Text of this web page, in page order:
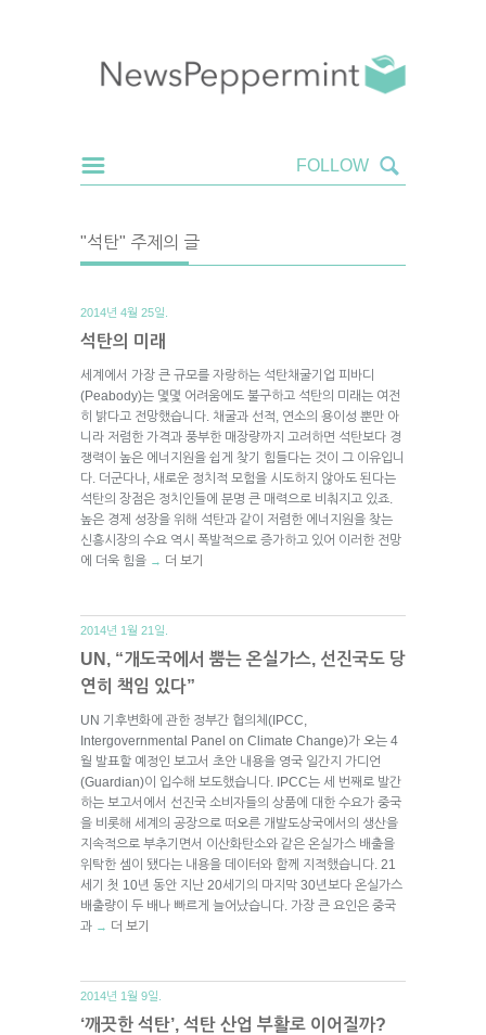
"석탄" 주제의 글
2014년 4월 25일.
석탄의 미래
세계에서 가장 큰 규모를 자랑하는 석탄채굴기업 피바디
(Peabody)는 몇몇 어려움에도 불구하고 석탄의 미래는 여전
히 밝다고 전망했습니다. 채굴과 선적, 연소의 용이성 뿐만 아
니라 저렴한 가격과 풍부한 매장량까지 고려하면 석탄보다 경
쟁력이 높은 에너지원을 쉽게 찾기 힘들다는 것이 그 이유입니
다. 더군다나, 새로운 정치적 모험을 시도하지 않아도 된다는
석탄의 장점은 정치인들에 분명 큰 매력으로 비춰지고 있죠.
높은 경제 성장을 위해 석탄과 같이 저렴한 에너지원을 찾는
신흥시장의 수요 역시 폭발적으로 증가하고 있어 이러한 전망
에 더욱 힘을 → 더 보기
2014년 1월 21일.
UN, “개도국에서 뿜는 온실가스, 선진국도 당
연히 책임 있다”
UN 기후변화에 관한 정부간 협의체(IPCC,
Intergovernmental Panel on Climate Change)가 오는 4
월 발표할 예정인 보고서 초안 내용을 영국 일간지 가디언
(Guardian)이 입수해 보도했습니다. IPCC는 세 번째로 발간
하는 보고서에서 선진국 소비자들의 상품에 대한 수요가 중국
을 비롯해 세계의 공장으로 떠오른 개발도상국에서의 생산을
지속적으로 부추기면서 이산화탄소와 같은 온실가스 배출을
위탁한 셈이 됐다는 내용을 데이터와 함께 지적했습니다. 21
세기 첫 10년 동안 지난 20세기의 마지막 30년보다 온실가스
배출량이 두 배나 빠르게 늘어났습니다. 가장 큰 요인은 중국
과 → 더 보기
2014년 1월 9일.
‘깨끗한 석탄’, 석탄 산업 부활로 이어질까?